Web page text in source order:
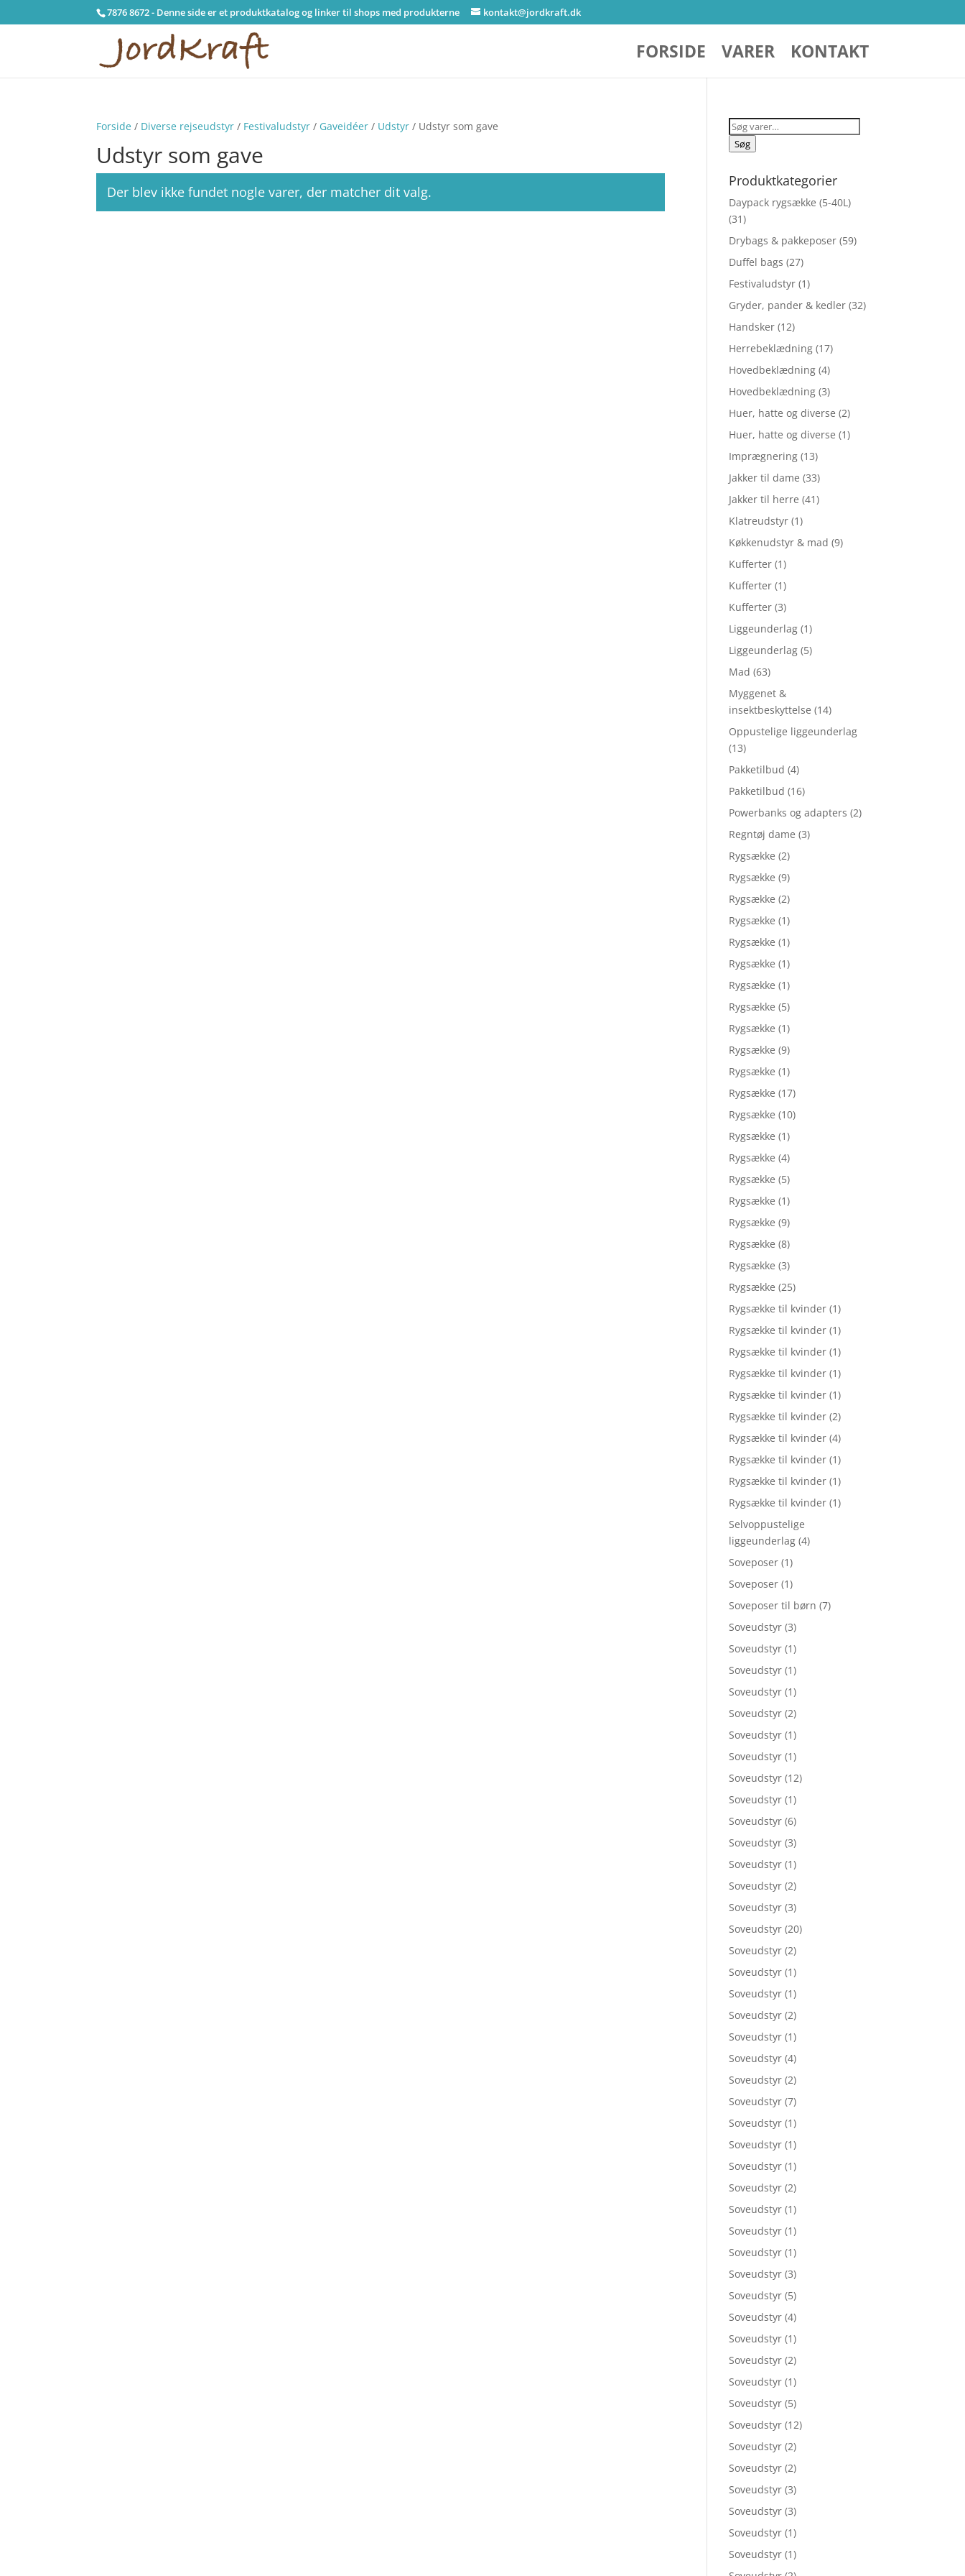
7876 8672 - Denne side er et produktkatalog og linker til shops med produkterne kontakt@jordkraft.dk
FORSIDE VARER KONTAKT
Forside / Diverse rejseudstyr / Festivaludstyr / Gaveidéer / Udstyr / Udstyr som gave
Udstyr som gave
Der blev ikke fundet nogle varer, der matcher dit valg.
Søg
efter:
Søg
Produktkategorier
Daypack rygsække (5-40L)
(31)
Drybags & pakkeposer (59)
Duffel bags (27)
Festivaludstyr (1)
Gryder, pander & kedler (32)
Handsker (12)
Herrebeklædning (17)
Hovedbeklædning (4)
Hovedbeklædning (3)
Huer, hatte og diverse (2)
Huer, hatte og diverse (1)
Imprægnering (13)
Jakker til dame (33)
Jakker til herre (41)
Klatreudstyr (1)
Køkkenudstyr & mad (9)
Kufferter (1)
Kufferter (1)
Kufferter (3)
Liggeunderlag (1)
Liggeunderlag (5)
Mad (63)
Myggenet &
insektbeskyttelse (14)
Oppustelige liggeunderlag
(13)
Pakketilbud (4)
Pakketilbud (16)
Powerbanks og adapters (2)
Regntøj dame (3)
Rygsække (2)
Rygsække (9)
Rygsække (2)
Rygsække (1)
Rygsække (1)
Rygsække (1)
Rygsække (1)
Rygsække (5)
Rygsække (1)
Rygsække (9)
Rygsække (1)
Rygsække (17)
Rygsække (10)
Rygsække (1)
Rygsække (4)
Rygsække (5)
Rygsække (1)
Rygsække (9)
Rygsække (8)
Rygsække (3)
Rygsække (25)
Rygsække til kvinder (1)
Rygsække til kvinder (1)
Rygsække til kvinder (1)
Rygsække til kvinder (1)
Rygsække til kvinder (1)
Rygsække til kvinder (2)
Rygsække til kvinder (4)
Rygsække til kvinder (1)
Rygsække til kvinder (1)
Rygsække til kvinder (1)
Selvoppustelige
liggeunderlag (4)
Soveposer (1)
Soveposer (1)
Soveposer til børn (7)
Soveudstyr (3)
Soveudstyr (1)
Soveudstyr (1)
Soveudstyr (1)
Soveudstyr (2)
Soveudstyr (1)
Soveudstyr (1)
Soveudstyr (12)
Soveudstyr (1)
Soveudstyr (6)
Soveudstyr (3)
Soveudstyr (1)
Soveudstyr (2)
Soveudstyr (3)
Soveudstyr (20)
Soveudstyr (2)
Soveudstyr (1)
Soveudstyr (1)
Soveudstyr (2)
Soveudstyr (1)
Soveudstyr (4)
Soveudstyr (2)
Soveudstyr (7)
Soveudstyr (1)
Soveudstyr (1)
Soveudstyr (1)
Soveudstyr (2)
Soveudstyr (1)
Soveudstyr (1)
Soveudstyr (1)
Soveudstyr (3)
Soveudstyr (5)
Soveudstyr (4)
Soveudstyr (1)
Soveudstyr (2)
Soveudstyr (1)
Soveudstyr (5)
Soveudstyr (12)
Soveudstyr (2)
Soveudstyr (2)
Soveudstyr (3)
Soveudstyr (3)
Soveudstyr (1)
Soveudstyr (1)